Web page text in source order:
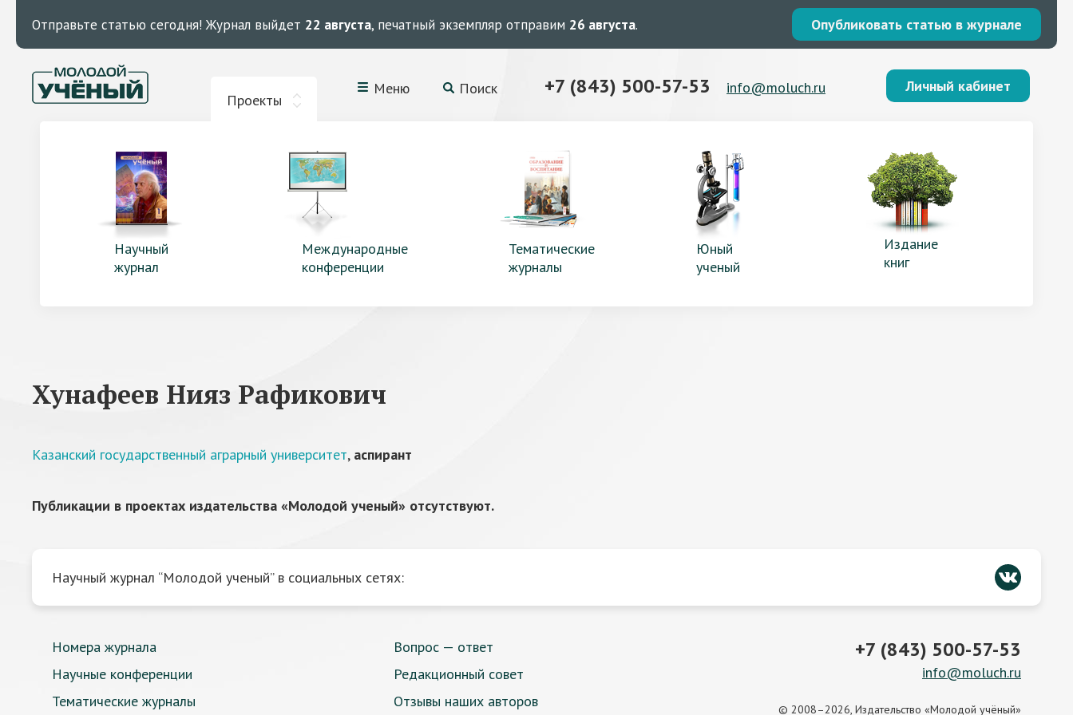
Отправьте статью сегодня! Журнал выйдет 22 августа, печатный экземпляр отправим 26 августа. Опубликовать статью в журнале
Проекты
Меню Поиск +7 (843) 500-57-53 info@moluch.ru Личный кабинет
Научный
журнал
Международные
конференции
Тематические
журналы
Юный
ученый
Издание
книг
Хунафеев Нияз Рафикович
Казанский государственный аграрный университет, аспирант
Публикации в проектах издательства «Молодой ученый» отсутствуют.
Научный журнал “Молодой ученый” в социальных сетях:
Номера журнала
Научные конференции
Тематические журналы
Вопрос — ответ
Редакционный совет
Отзывы наших авторов
+7 (843) 500-57-53
info@moluch.ru
© 2008–2026, Издательство «Молодой учёный»